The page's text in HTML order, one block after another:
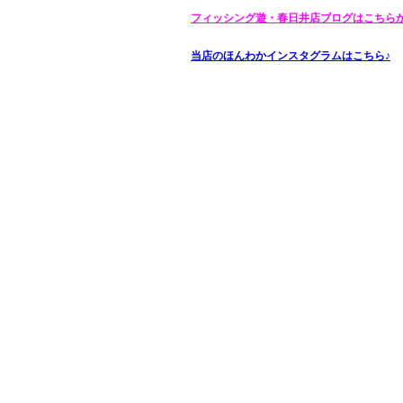
フィッシング遊・春日井店ブログはこちら
当店のほんわかインスタグラムはこちら♪